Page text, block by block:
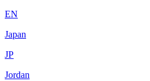
EN
Japan
JP
Jordan